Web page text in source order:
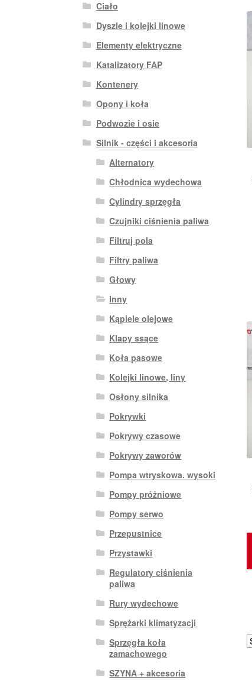
Ciało
Dyszle i kolejki linowe
Elementy elektryczne
Katalizatory FAP
Kontenery
Opony i koła
Podwozie i osie
Silnik - części i akcesoria
Alternatory
Chłodnica wydechowa
Cylindry sprzęgła
Czujniki ciśnienia paliwa
Filtruj pola
Filtry paliwa
Głowy
Inny
Kąpiele olejowe
Klapy ssące
Koła pasowe
Kolejki linowe, liny
Osłony silnika
Pokrywki
Pokrywy czasowe
Pokrywy zaworów
Pompa wtryskowa. wysoki
Pompy próżniowe
Pompy serwo
Przepustnice
Przystawki
Regulatory ciśnienia
paliwa
Rury wydechowe
Sprężarki klimatyzacji
Sprzęgła koła
zamachowego
SZYNA + akcesoria